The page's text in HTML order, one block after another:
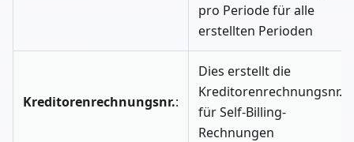
pro Periode für alle
erstellten Perioden
Kreditorenrechnungsnr.:
Dies erstellt die
Kreditorenrechnungsnr.
für Self-Billing-
Rechnungen